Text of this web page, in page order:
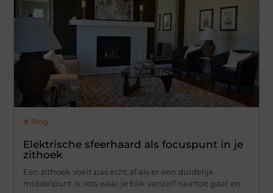
Blog
Elektrische sfeerhaard als focuspunt in je
zithoek
Een zithoek voelt pas echt af als er een duidelijk
middelpunt is: iets waar je blik vanzelf naartoe gaat en